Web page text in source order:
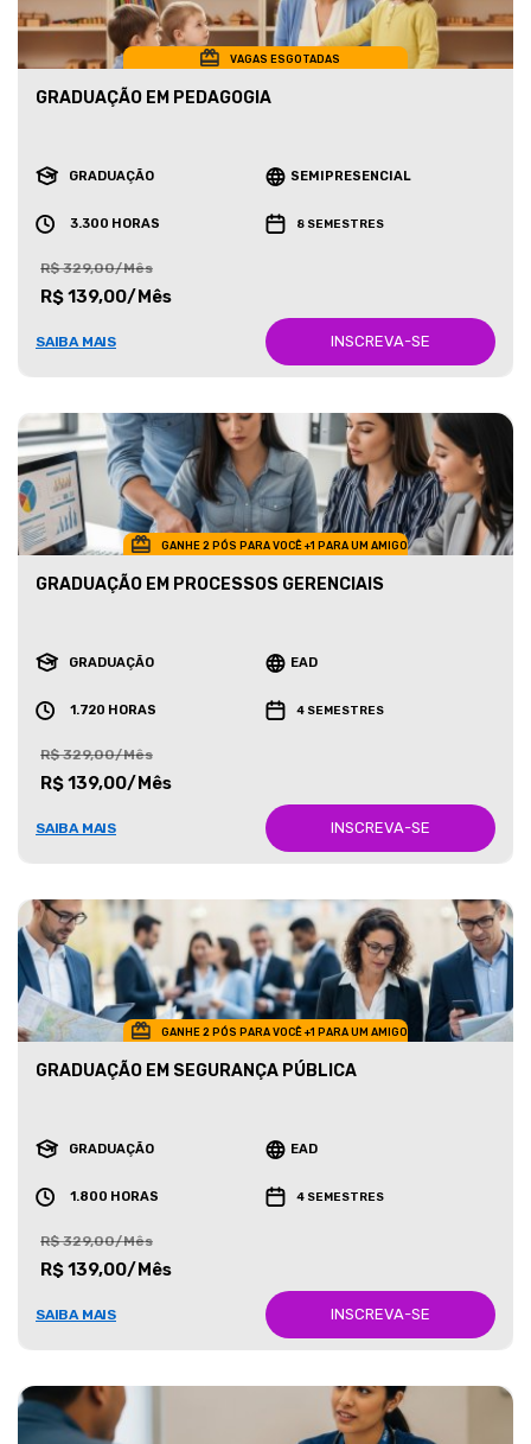
VAGAS ESGOTADAS
GRADUAÇÃO EM PEDAGOGIA
GRADUAÇÃO SEMIPRESENCIAL
3.300 HORAS 8 SEMESTRES
R$ 329,00/Mês
R$ 139,00/Mês
SAIBA MAIS INSCREVA-SE
GANHE 2 PÓS PARA VOCÊ +1 PARA UM AMIGO
GRADUAÇÃO EM PROCESSOS GERENCIAIS
GRADUAÇÃO EAD
1.720 HORAS 4 SEMESTRES
R$ 329,00/Mês
R$ 139,00/Mês
SAIBA MAIS INSCREVA-SE
GANHE 2 PÓS PARA VOCÊ +1 PARA UM AMIGO
GRADUAÇÃO EM SEGURANÇA PÚBLICA
GRADUAÇÃO EAD
1.800 HORAS 4 SEMESTRES
R$ 329,00/Mês
R$ 139,00/Mês
SAIBA MAIS INSCREVA-SE